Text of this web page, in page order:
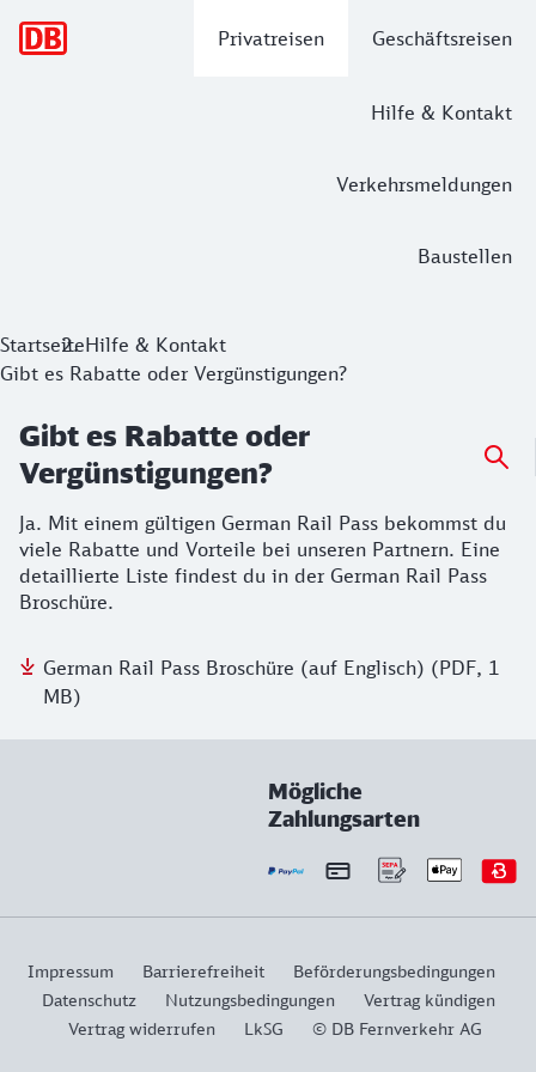
Privatreisen Geschäftsreisen
Hilfe & Kontakt
Verkehrsmeldungen
Baustellen
StartseiteHilfe & Kontakt
Gibt es Rabatte oder Vergünstigungen?
Gibt es Rabatte oder
Vergünstigungen?
Ja. Mit einem gültigen German Rail Pass bekommst du
viele Rabatte und Vorteile bei unseren Partnern. Eine
detaillierte Liste findest du in der German Rail Pass
Broschüre.
German Rail Pass Broschüre (auf Englisch) (PDF, 1
MB)
Mögliche
Zahlungsarten
Impressum Barrierefreiheit
Beförderungsbedingungen
Datenschutz
Nutzungsbedingungen
Vertrag kündigen
Vertrag widerrufen
LkSG © DB Fernverkehr AG